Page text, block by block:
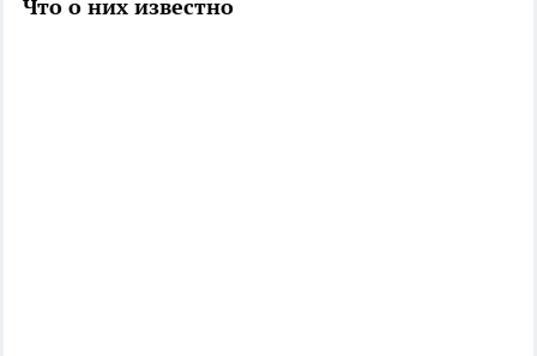
Что о них известно